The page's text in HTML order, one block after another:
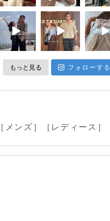
もっと見る フォローする
［メンズ］ ［レディース］